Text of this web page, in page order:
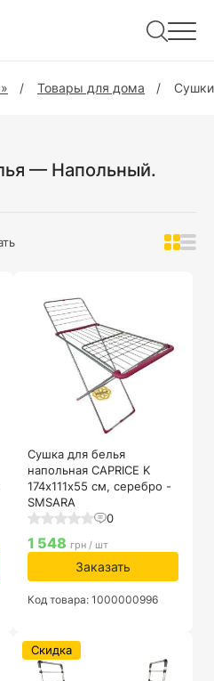
Товары для дома
— Напольный.
Сушка для белья
напольная CAPRICE K
174х111х55 см, серебро -
SMSARA
0
1 548 грн / шт
Заказать
Код товара: 1000000996
Скидка